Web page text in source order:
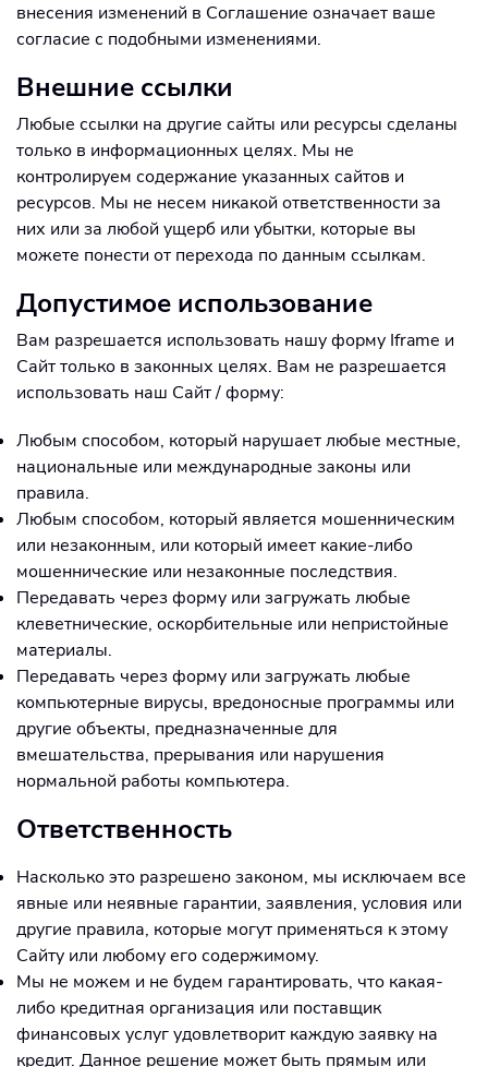
внесения изменений в Соглашение означает ваше
согласие с подобными изменениями.
Внешние ссылки
Любые ссылки на другие сайты или ресурсы сделаны
только в информационных целях. Мы не
контролируем содержание указанных сайтов и
ресурсов. Мы не несем никакой ответственности за
них или за любой ущерб или убытки, которые вы
можете понести от перехода по данным ссылкам.
Допустимое использование
Вам разрешается использовать нашу форму Iframe и
Сайт только в законных целях. Вам не разрешается
использовать наш Сайт / форму:
Любым способом, который нарушает любые местные,
национальные или международные законы или
правила.
Любым способом, который является мошенническим
или незаконным, или который имеет какие-либо
мошеннические или незаконные последствия.
Передавать через форму или загружать любые
клеветнические, оскорбительные или непристойные
материалы.
Передавать через форму или загружать любые
компьютерные вирусы, вредоносные программы или
другие объекты, предназначенные для
вмешательства, прерывания или нарушения
нормальной работы компьютера.
Ответственность
Насколько это разрешено законом, мы исключаем все
явные или неявные гарантии, заявления, условия или
другие правила, которые могут применяться к этому
Сайту или любому его содержимому.
Мы не можем и не будем гарантировать, что какая-
либо кредитная организация или поставщик
финансовых услуг удовлетворит каждую заявку на
кредит. Данное решение может быть прямым или